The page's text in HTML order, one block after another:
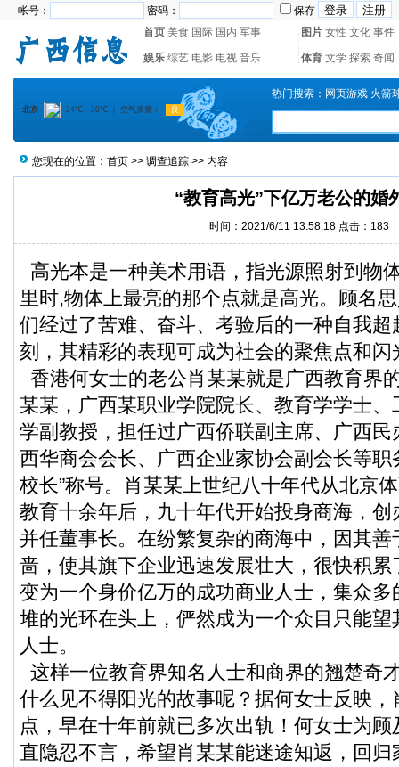
帐号： 密码：
保存
首页 美食 国际 国内 军事 图片 女性 文化 事件
娱乐 综艺 电影 电视 音乐 体育 文学 探索 奇闻
热门搜索： 网页游戏 火箭
您现在的位置： 首页 >> 调查追踪 >> 内容
“教育高光”下亿万老公的婚
时间：2021/6/11 13:58:18 点击： 183
高光本是一种美术用语，指光源照射到物
里时,物体上最亮的那个点就是高光。顾名
们经过了苦难、奋斗、考验后的一种自我
刻，其精彩的表现可成为社会的聚焦点和闪
香港何女士的老公肖某某就是广西教育界
某某，广西某职业学院院长、教育学学士
学副教授，担任过广西侨联副主席、广西
西华商会会长、广西企业家协会副会长等职
校长”称号。肖某某上世纪八十年代从北京
教育十余年后，九十年代开始投身商海，
并任董事长。在纷繁复杂的商海中，因其
啬，使其旗下企业迅速发展壮大，很快积
变为一个身价亿万的成功商业人士，集众
堆的光环在头上，俨然成为一个众目只能望
人士。
这样一位教育界知名人士和商界的翘楚奇
什么见不得阳光的故事呢？据何女士反映
点，早在十年前就已多次出轨！何女士为
直隐忍不言，希望肖某某能迷途知返，回